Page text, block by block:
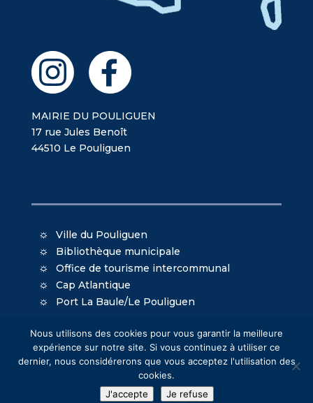
MAIRIE DU POULIGUEN
17 rue Jules Benoît
44510 Le Pouliguen
Ville du Pouliguen
Bibliothèque municipale
Office de tourisme intercommunal
Cap Atlantique
Port La Baule/Le Pouliguen
© Mairie du Pouliguen - Création
MacKenzie-Mentions légales
Nous utilisons des cookies pour vous garantir la meilleure
expérience sur notre site. Si vous continuez à utiliser ce
dernier, nous considérerons que vous acceptez l'utilisation des
cookies.
J'accepte
Je refuse